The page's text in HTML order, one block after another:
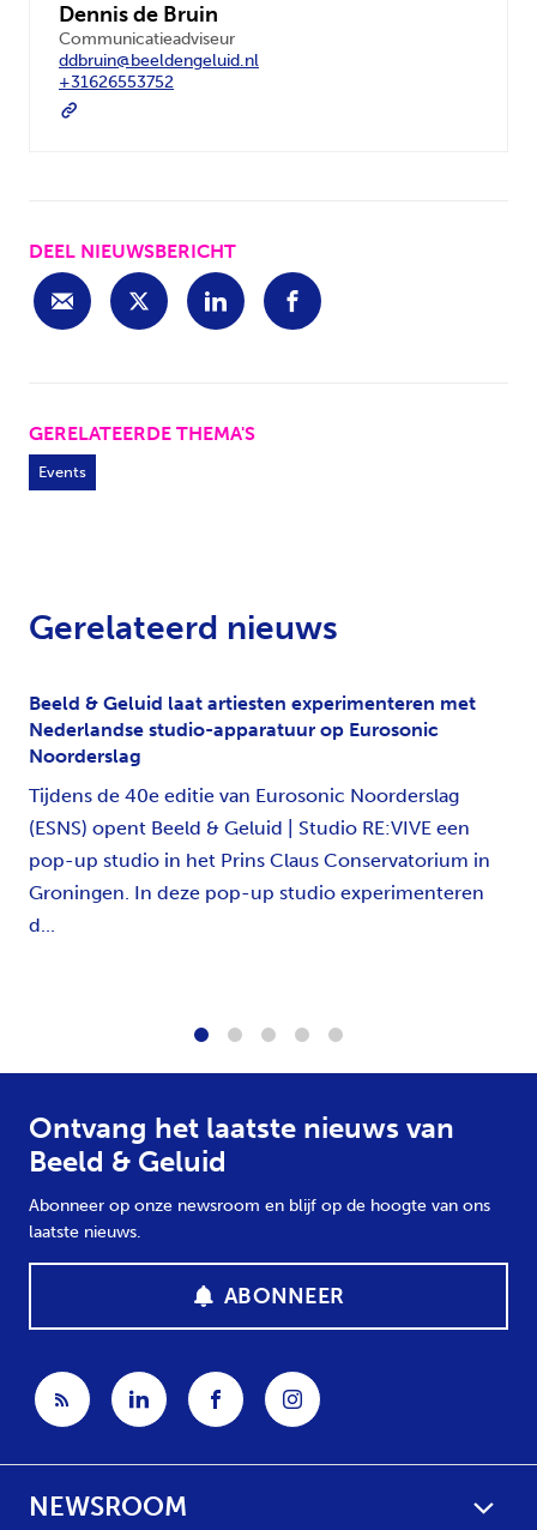
Dennis de Bruin
Communicatieadviseur
ddbruin@beeldengeluid.nl
+31626553752
DEEL NIEUWSBERICHT
GERELATEERDE THEMA'S
Events
Gerelateerd nieuws
Beeld & Geluid laat artiesten experimenteren met
Nederlandse studio-apparatuur op Eurosonic
Noorderslag
Tijdens de 40e editie van Eurosonic Noorderslag
(ESNS) opent Beeld & Geluid | Studio RE:VIVE een
pop-up studio in het Prins Claus Conservatorium in
Groningen. In deze pop-up studio experimenteren
d...
Ontvang het laatste nieuws van
Beeld & Geluid
Abonneer op onze newsroom en blijf op de hoogte van ons
laatste nieuws.
ABONNEER
NEWSROOM